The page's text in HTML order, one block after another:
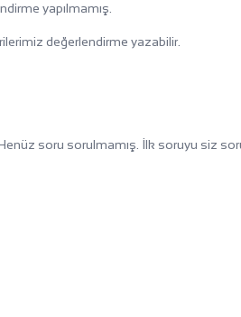
yapılmamış.
değerlendirme yazabilir.
soru sorulmamış. İlk soruyu siz